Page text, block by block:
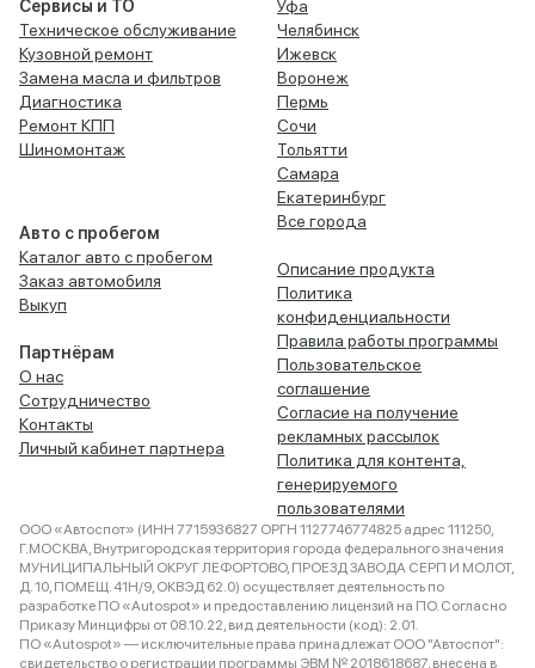
Сервисы и ТО
Техническое обслуживание
Кузовной ремонт
Замена масла и фильтров
Диагностика
Ремонт КПП
Шиномонтаж
Авто с пробегом
Каталог авто с пробегом
Заказ автомобиля
Выкуп
Партнёрам
О нас
Сотрудничество
Контакты
Личный кабинет партнера
Уфа
Челябинск
Ижевск
Воронеж
Пермь
Сочи
Тольятти
Самара
Екатеринбург
Все города
Описание продукта
Политика
конфиденциальности
Правила работы программы
Пользовательское
соглашение
Согласие на получение
рекламных рассылок
Политика для контента,
генерируемого
пользователями
ООО «Автоспот» (ИНН 7715936827 ОРГН 1127746774825 адрес 111250,
Г.МОСКВА, Внутригородская территория города федерального значения
МУНИЦИПАЛЬНЫЙ ОКРУГ ЛЕФОРТОВО, ПРОЕЗД ЗАВОДА СЕРП И МОЛОТ,
Д. 10, ПОМЕЩ. 41Н/9, ОКВЭД 62.0) осуществляет деятельность по
разработке ПО «Autospot» и предоставлению лицензий на ПО. Согласно
Приказу Минцифры от 08.10.22, вид деятельности (код): 2.01.
ПО «Autospot» — исключительные права принадлежат ООО "Автоспот":
свидетельство о регистрации программы ЭВМ № 2018618687, внесена в